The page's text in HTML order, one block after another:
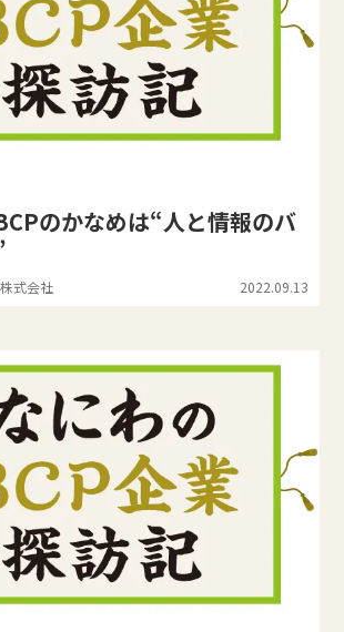
のかなめは“人と情報のバ
式会社 2022.09.13